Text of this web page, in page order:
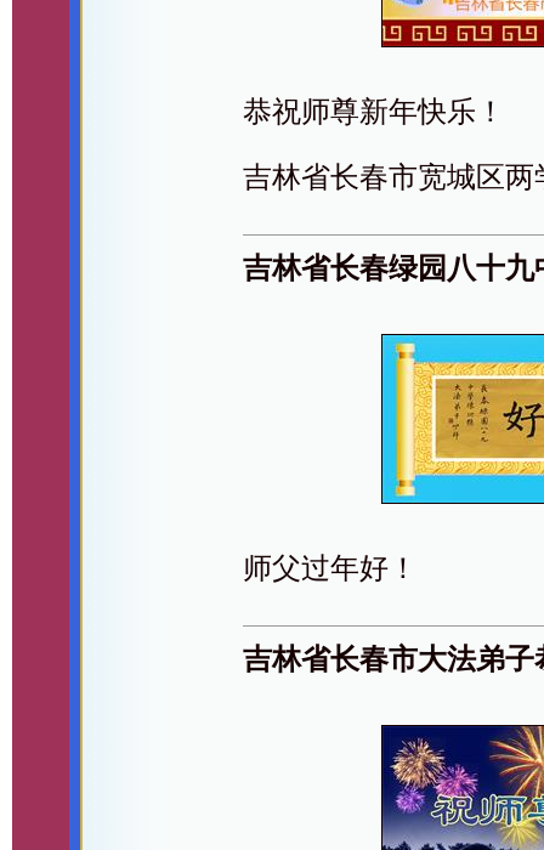
恭祝师尊新年快乐！
吉林省长春市宽城区
吉林省长春绿园八十
师父过年好！
吉林省长春市大法弟